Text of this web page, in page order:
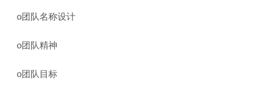
o团队名称设计
o团队精神
o团队目标